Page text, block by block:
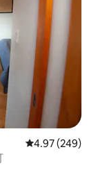
レビュー249
4.97 (249)